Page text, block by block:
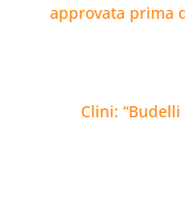
approvata prima
Clini: